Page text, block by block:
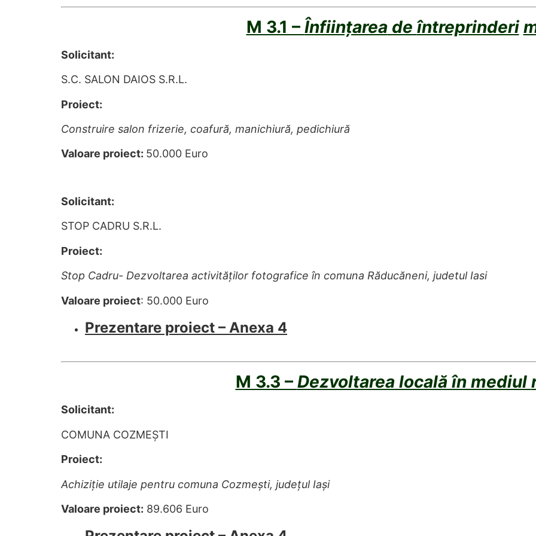
M 3.1 – Înființareade întreprinderi
Solicitant:
S.C. SALON DAIOS S.R.L.
Proiect:
Construire salon frizerie, coafură, manichiură, pedichiură
Valoare proiect: 50.000 Euro
Solicitant:
STOP CADRU S.R.L.
Proiect:
Stop Cadru- Dezvoltarea activităților fotografice în comuna Răducăneni, judetul Iasi
Valoare proiect: 50.000 Euro
Prezentare proiect – Anexa 4
M 3.3 – Dezvoltarea locală în mediul
Solicitant:
COMUNA COZMEȘTI
Proiect:
Achiziție utilaje pentru comuna Cozmești, județul Iași
Valoare proiect: 89.606 Euro